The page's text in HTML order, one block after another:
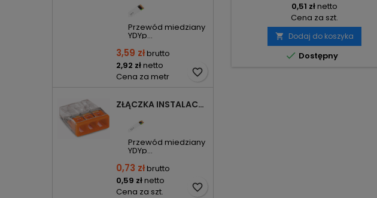
Przewód miedziany
YDYp...
3,59 złbrutto
2,92 złnetto
Cena za metr
favorite_border
ZŁĄCZKA INSTALACYJNA 3X COMPACT POMARAŃCZOWA 2273-203 WAGO
Przewód miedziany
YDYp...
0,73 złbrutto
0,59 złnetto
Cena za szt.
favorite_border
0,51 złnetto
Cena za szt.
 Dodaj do koszyka
 Dostępny